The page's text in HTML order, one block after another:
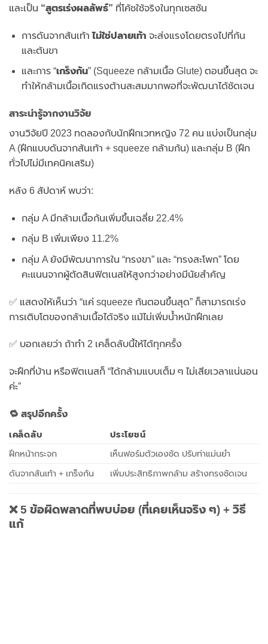
และเป็น “สูตรเร่งผลลัพธ์” ที่โค้ชใช้จริงในทุกเซสชัน
การดันจากส้นเท้าไม่ใช่ปลายเท้า จะส่งแรงโดยตรงไปที่ก้น
และต้นขา
และการ “เกร็งก้น” (Squeeze กล้ามเนื้อ Glute) ตอนขึ้นสุด จะ
ทำให้กล้ามเนื้อเกิดแรงต้านสะสมมากพอที่จะพัฒนาได้ชัดเจน
สาระน่ารู้จากงานวิจัย
งานวิจัยปี 2023 ทดลองกับนักฝึกเวทหญิง 72 คน แบ่งเป็นกลุ่ม
A (ฝึกแบบดันจากส้นเท้า + squeeze กล้ามก้น) และกลุ่ม B (ฝึก
ทั่วไปไม่มีเทคนิคเสริม)
หลัง 6 สัปดาห์ พบว่า:
กลุ่ม A มีกล้ามเนื้อก้นเพิ่มขึ้นเฉลี่ย 22.4%
กลุ่ม B เพิ่มเพียง 11.2%
กลุ่ม A ยังมีพัฒนาการใน “ทรงขา” และ “ทรงสะโพก” โดย
คะแนนจากผู้ตัดสินฟิตเนสให้สูงกว่าอย่างมีนัยสำคัญ
✅ แสดงให้เห็นว่า “แค่ squeeze ก้นตอนขึ้นสุด” ก็สามารถเร่ง
การเติบโตของกล้ามเนื้อได้จริง แม้ไม่เพิ่มน้ำหนักฝึกเลย
✅ บอกเลยว่า ถ้าทำ 2 เคล็ดลับนี้ให้ได้ทุกครั้ง
จะฝึกที่บ้าน หรือฟิตเนสก็ “ได้กล้ามแบบเต็ม ๆ ไม่เสียเวลาแน่นอน
ค่ะ”
🔁 สรุปอีกครั้ง
เคล็ดลับ
ประโยชน์
ฝึกหน้ากระจก
เห็นฟอร์มตัวเองชัด ปรับท่าแม่นยำ
ดันจากส้นเท้า + เกร็งก้น เพิ่มประสิทธิภาพกล้าม สร้างทรงชัดเจน
❌ 5 ข้อผิดพลาดที่พบบ่อย (ที่เคยเห็นจริง ๆ) + วิธี
แก้